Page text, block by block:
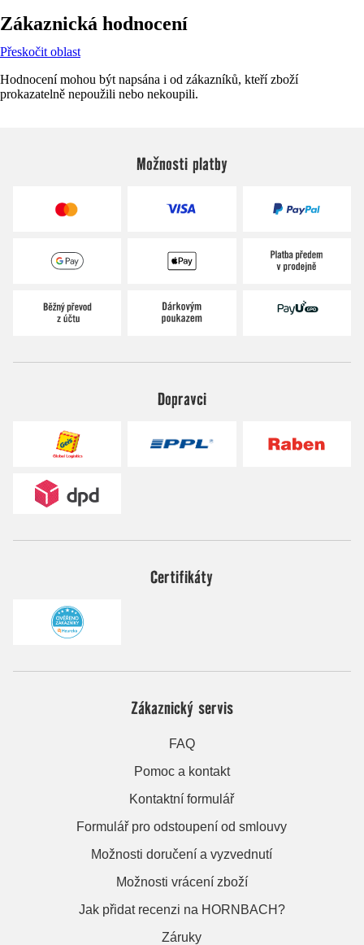
Zákaznická hodnocení
Přeskočit oblast
Hodnocení mohou být napsána i od zákazníků, kteří zboží
prokazatelně nepoužili nebo nekoupili.
Možnosti platby
Dopravci
Certifikáty
Zákaznický servis
FAQ
Pomoc a kontakt
Kontaktní formulář
Formulář pro odstoupení od smlouvy
Možnosti doručení a vyzvednutí
Možnosti vrácení zboží
Jak přidat recenzi na HORNBACH?
Záruky